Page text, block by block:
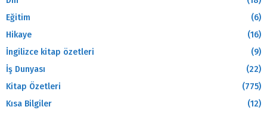
Eğitim
(6)
Hikaye
(16)
İngilizce kitap özetleri
(9)
İş Dunyası
(22)
Kitap Özetleri
(775)
Kısa Bilgiler
(12)